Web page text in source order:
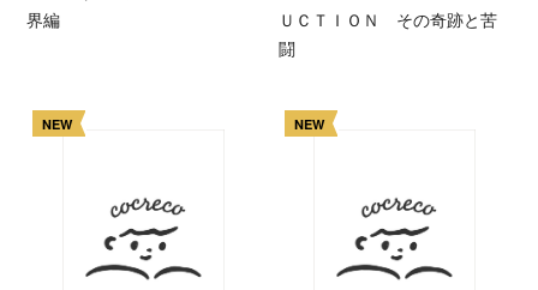
界編
ＵＣＴＩＯＮ その奇跡と苦
闘
NEW NEW